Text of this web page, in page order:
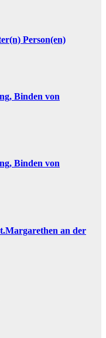
Person(en)
Binden von
Binden von
an der